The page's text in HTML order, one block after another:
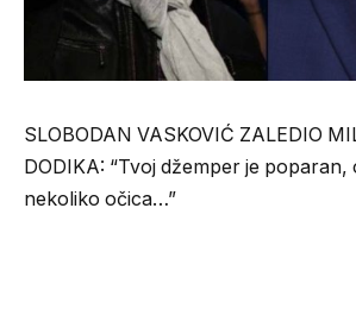
SLOBODAN VASKOVIĆ ZALEDIO
DODIKA: “Tvoj džemper je poparan,
nekoliko očica…”